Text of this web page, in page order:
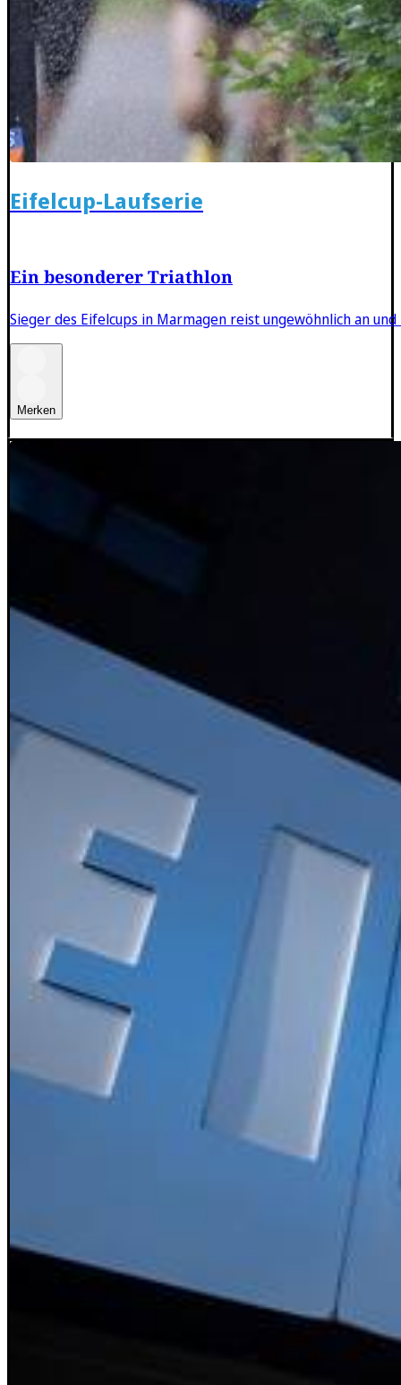
Eifelcup-Laufserie
Ein besonderer Triathlon
Sieger des Eifelcups in Marmagen reist ungewöhnlich an und
Merken